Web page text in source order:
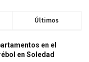
Últimos
en el
en Soledad